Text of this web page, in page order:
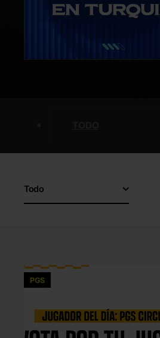
Todo
PGS